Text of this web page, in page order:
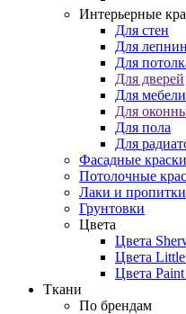
Интерьерные
Для стен
Для
Для
Для дверей
Для мебели
Для
Для пола
Для
Фасадные краски
Потолочные
Лаки и пропитки
Грунтовки
Цвета
Цвета
Цвета
Цвета
Ткани
По брендам